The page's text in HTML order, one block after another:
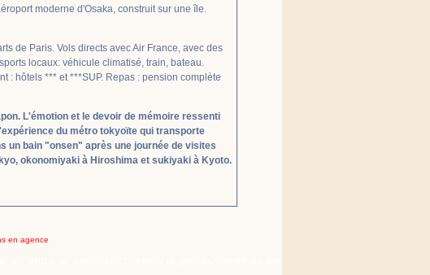
moderne d'Osaka, construit sur une île.
de Paris. Vols directs avec Air France, avec des
locaux: véhicule climatisé, train, bateau.
: hôtels *** et ***SUP. Repas : pension complète
L'émotion et le devoir de mémoire ressenti
du métro tokyoïte qui transporte
un bain "onsen" après une journée de visites
okonomiyaki à Hiroshima et sukiyaki à Kyoto.
en agence